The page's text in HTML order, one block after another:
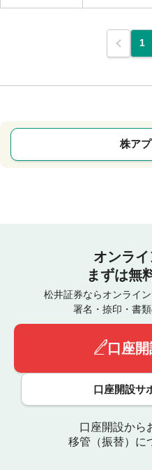
1
株ア
オンライ
まずは無
松井証券ならオンライ
署名・捺印・書
口座開
口座開設サ
口座開設から
移管（振替）に